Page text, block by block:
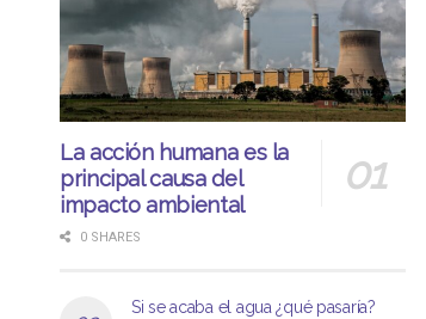
La acción humana es la
principal causa del
impacto ambiental
0 SHARES
Si se acaba el agua ¿qué pasaría?